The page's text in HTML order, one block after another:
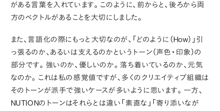
がある言葉を入れています。このように、前からと、後ろから両
方のベクトルがあることを大切にしました。
また、言語化の際にもっと大切なのが、「どのように（How）」引
っ張るのか、あるいは支えるのかというトーン（声色・印象）の
部分です。強いのか、優しいのか。落ち着いているのか、元気
なのか。これは私の感覚値ですが、多くのクリエイティブ組織は
そのトーンが派手で強いケースが多いように思います。一方、
NUTIONのトーンはそれらとは違い「素直な」「寄り添いなが